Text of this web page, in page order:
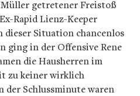
getretener Freistoß
Rapid Lienz-Keeper
Situation chancenlos
ging in der Offensive Rene
die Hausherren im
zu keiner wirklich
der Schlussminute waren